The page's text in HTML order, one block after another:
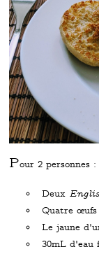
Pour 2 personnes :
Deux
Quatre œufs
Le jaune
30mL d'eau